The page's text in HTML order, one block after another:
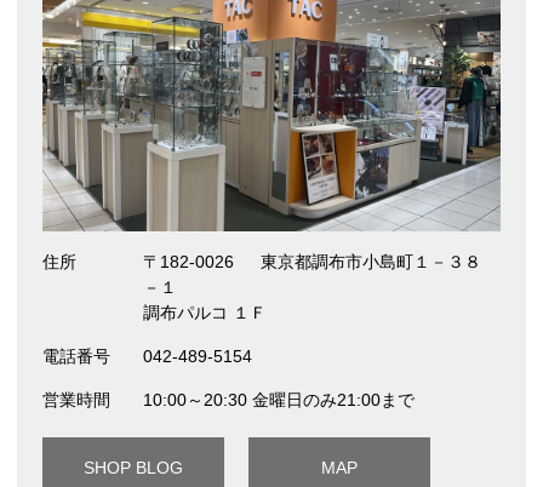
住所 〒182-0026
東京都調布市小島町１－３８
－１
調布パルコ １Ｆ
電話番号 042-489-5154
営業時間 10:00～20:30 金曜日のみ21:00まで
SHOP BLOG MAP